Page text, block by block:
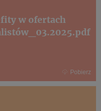
w ofertach
Pobierz